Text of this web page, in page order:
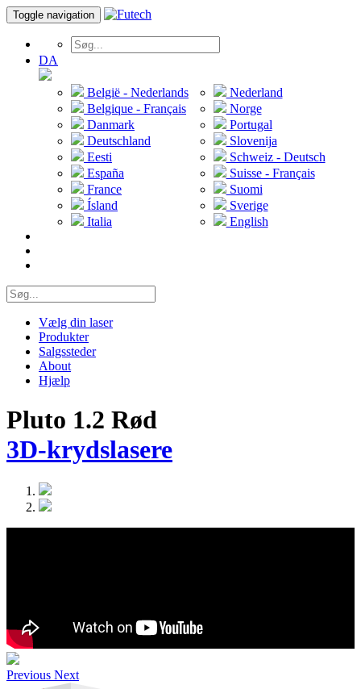
Toggle navigation
DA
België - Nederlands
Belgique - Français
Danmark
Deutschland
Eesti
España
France
Ísland
Italia
Nederland
Norge
Portugal
Slovenija
Schweiz - Deutsch
Suisse - Français
Suomi
Sverige
English
Vælg din laser
Produkter
Salgssteder
About
Hjælp
Pluto 1.2 Rød
3D-krydslasere
Previous Next